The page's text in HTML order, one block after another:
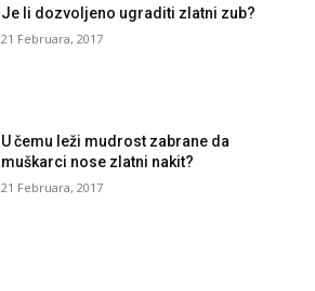
Je li dozvoljeno ugraditi zlatni zub?
21 Februara, 2017
U čemu leži mudrost zabrane da
muškarci nose zlatni nakit?
21 Februara, 2017